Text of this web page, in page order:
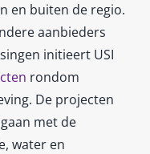
en buiten de regio.
aanbieders
initieert USI
rondom
De projecten
met de
water en